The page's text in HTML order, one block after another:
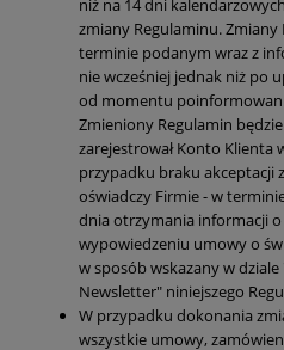
niż na 14 dni
zmiany Regulaminu.
terminie podanym wraz z
nie wcześniej jednak niż po
od momentu
Zmieniony Regulamin
zarejestrował Konto Klienta
przypadku braku akceptacji
oświadczy Firmie - w
dnia otrzymania informacji
wypowiedzeniu umowy o
w sposób wskazany w
Newsletter" niniejszego
W przypadku dokonania
wszystkie umowy,